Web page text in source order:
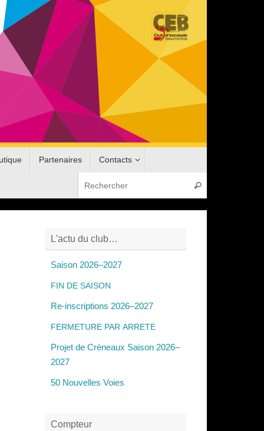
Partenaires Contacts
Rechercher
L'actu du club…
Saison 2026–2027
FIN DE SAISON
Re-inscriptions 2026–2027
FERMETURE PAR ARRETE
Projet de Créneaux Saison 2026–
2027
50 Nouvelles Voies
Compteur